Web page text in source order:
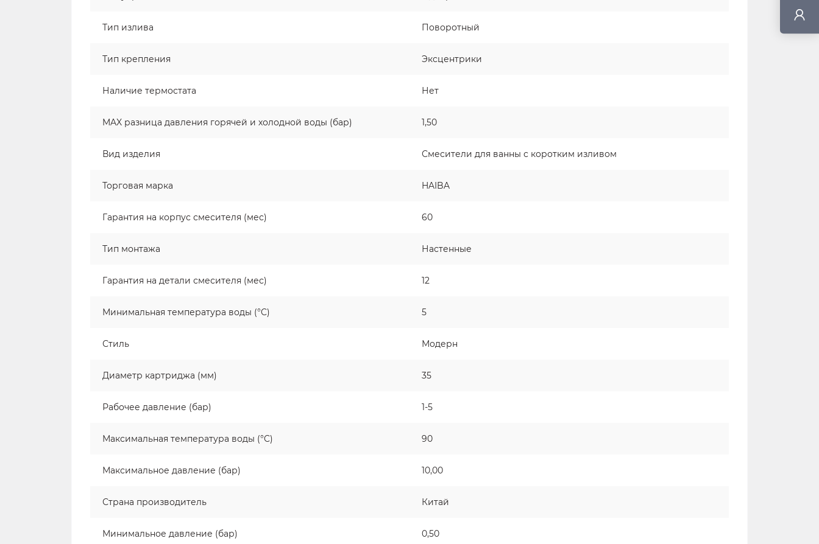
Тип излива Поворотный
Тип крепления Эксцентрики
Наличие термостата Нет
MAX разница давления горячей и холодной воды (бар) 1,50
Вид изделия Смесители для ванны с коротким изливом
Торговая марка HAIBA
Гарантия на корпус смесителя (мес) 60
Тип монтажа Настенные
Гарантия на детали смесителя (мес) 12
Минимальная температура воды (°C) 5
Стиль Модерн
Диаметр картриджа (мм) 35
Рабочее давление (бар) 1-5
Максимальная температура воды (°C) 90
Максимальное давление (бар) 10,00
Страна производитель Китай
Минимальное давление (бар) 0,50